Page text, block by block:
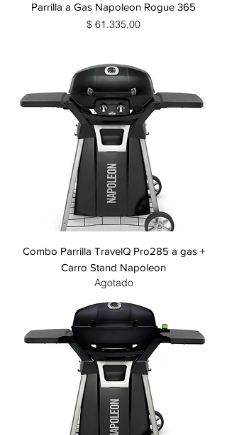
Parrilla a Gas Napoleon Rogue 365
Precio
$ 61.335,00
Combo Parrilla TravelQ Pro285 a gas +
Carro Stand Napoleon
Agotado